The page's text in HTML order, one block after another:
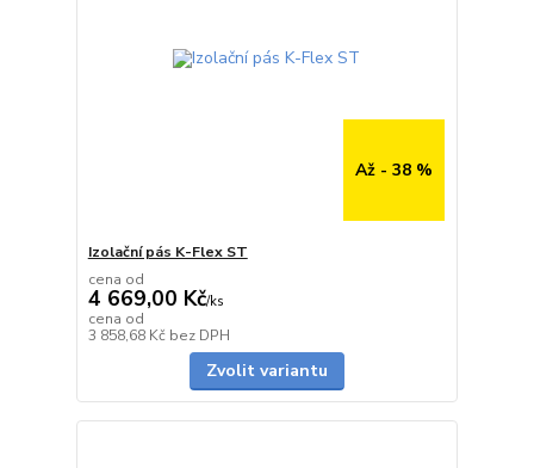
Až - 38 %
Izolační pás K-Flex ST
cena od
4 669,00 Kč/ks
cena od
3 858,68 Kč bez DPH
Zvolit variantu